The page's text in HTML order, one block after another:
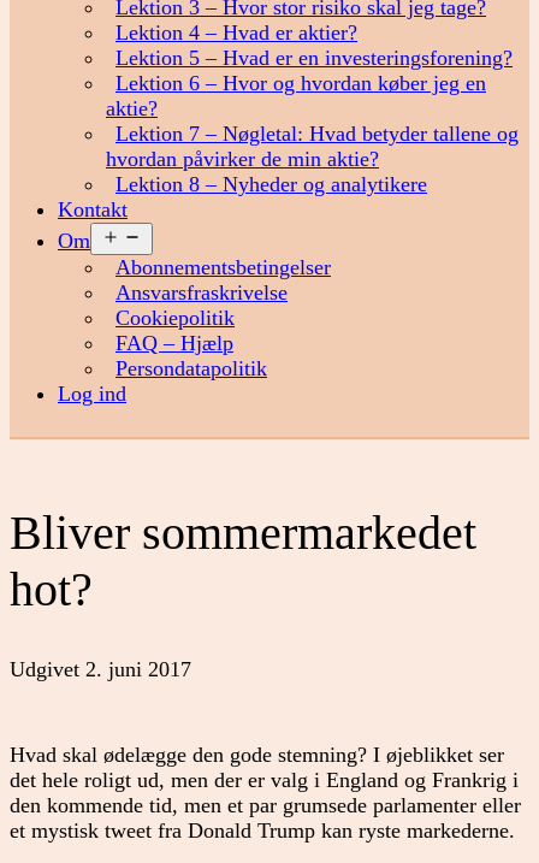
Lektion 3 – Hvor stor risiko skal jeg tage?
Lektion 4 – Hvad er aktier?
Lektion 5 – Hvad er en investeringsforening?
Lektion 6 – Hvor og hvordan køber jeg en
aktie?
Lektion 7 – Nøgletal: Hvad betyder tallene og
hvordan påvirker de min aktie?
Lektion 8 – Nyheder og analytikere
Kontakt
Om
menu
Abonnementsbetingelser
Ansvarsfraskrivelse
Cookiepolitik
FAQ – Hjælp
Persondatapolitik
Log ind
Bliver sommermarkedet
hot?
Udgivet 2. juni 2017
Hvad skal ødelægge den gode stemning? I øjeblikket ser
det hele roligt ud, men der er valg i England og Frankrig i
den kommende tid, men et par grumsede parlamenter eller
et mystisk tweet fra Donald Trump kan ryste markederne.